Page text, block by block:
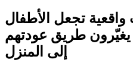
تجعل الأطفال
يغيّرون طريق عودتهم
إلى المنزل